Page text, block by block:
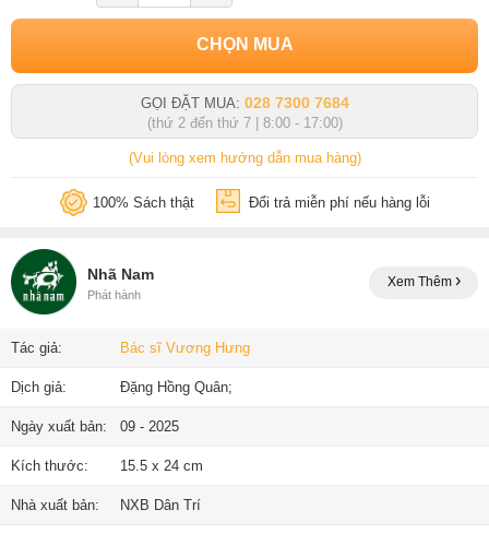
CHỌN MUA
GỌI ĐẶT MUA: 028 7300 7684
(thứ 2 đến thứ 7 | 8:00 - 17:00)
(Vui lòng xem hướng dẫn mua hàng)
100% Sách thật Đổi trả miễn phí nếu hàng lỗi
Nhã Nam
Phát hành
Xem Thêm
Tác giả: Bác sĩ Vương Hưng
Dịch giả: Đặng Hồng Quân;
Ngày xuất bản: 09 - 2025
Kích thước: 15.5 x 24 cm
Nhà xuất bản: NXB Dân Trí